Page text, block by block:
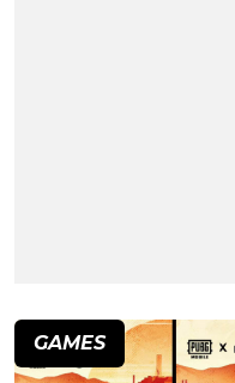
GAMES